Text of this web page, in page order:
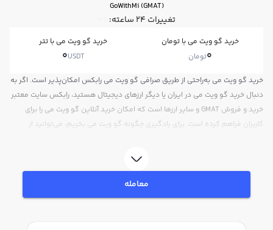
GoWithMi (GMAT)
تغییرات ۲۴ ساعته: 0%
خرید گو ویت می با تومان
0تومان
خرید گو ویت می با تتر
0USDT
خرید گو ویت می به‌راحتی از طریق صرافی گو ویت می رابکس امکان‌پذیر است. اگر به
دنبال خرید گو ویت می در ایران یا دیگر ارزهای دیجیتال هستید، رابکس سایت معتبر
خرید و فروش GMAT و سایر ارزها است که امکان خرید آنلاین گو ویت می را برای
کاربران فراهم کرده است. برای یادگیری چگونه گو ویت می بخریم، می‌توانید از
فروش گو ویت می GMAT بپردازید. در بازار رابکس، قیمت لحظه‌ای، نمودار و امکانات
فروش گو ویت می نیز در دسترس شما قرار دارد تا بتوانید تصمیمات بهتری در
معامله